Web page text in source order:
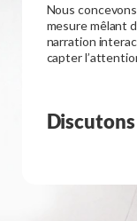
Nous
mesure mêlant
narration
capter